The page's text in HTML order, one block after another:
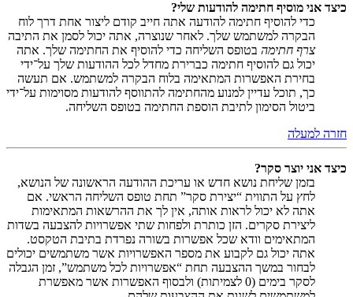
כיצד אני מוסיף חתימה להודעות שלי?
כדי להוסיף חתימה להודעה אתה חייב קודם ליצור אחת דרך לוח
הבקרה למשתמש שלך. לאחר שנוצרה, אתה יכול לסמן את התיבה
צרף חתימה בטופס השליחה כדי להוסיף את החתימה שלך. אתה
יכול גם להוסיף חתימה כברירת מחדל לכל ההודעות שלך על־ידי
בחירת האפשרות המתאימה בלוח הבקרה למשתמש. אם תעשה
כך, תוכל עדיין למנוע מהחתימה להתווסף להודעות מסוימות על־ידי
ביטול הסימון לתיבת הוספת החתימה בטופס השליחה.
חזרה למעלה
כיצד אני יוצר סקר?
בזמן שליחת נושא חדש או עריכת ההודעה הראשונה של הנושא,
לחץ על התווית “יצירת סקר” תחת טופס השליחה הראשי. אם
אתה לא יכול לראות אותה, אין לך את ההרשאות המתאימות
ליצירת סקרים. הזן כותרת ולפחות שתי אפשרויות להצבעה בשדות
המתאימים וודא שכל אפשרות בשורה נפרדת בתיבת הטקסט.
אתה יכול גם לקבוע את מספר האפשרויות אשר משתמשים יכולים
לבחור במשך ההצבעה תחת “אפשרויות לכל משתמש”, זמן הגבלה
לסקר בימים (0 לצמיתות) ולבסוף האפשרות אשר מאפשרת